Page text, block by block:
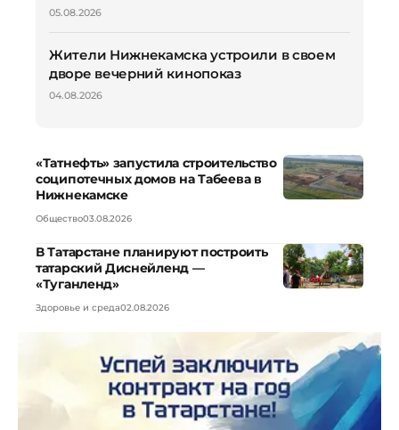
05.08.2026
Жители Нижнекамска устроили в своем
дворе вечерний кинопоказ
04.08.2026
«Татнефть» запустила строительство
соципотечных домов на Табеева в
Нижнекамске
Общество03.08.2026
В Татарстане планируют построить
татарский Диснейленд —
«Туганленд»
Здоровье и среда02.08.2026